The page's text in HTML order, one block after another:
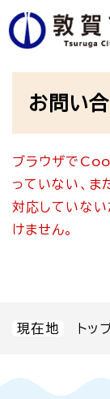
ペ
ー
す
メ
現在地 トッ
お問い
ブラウザで
っていない、ま
対応していない
けません。